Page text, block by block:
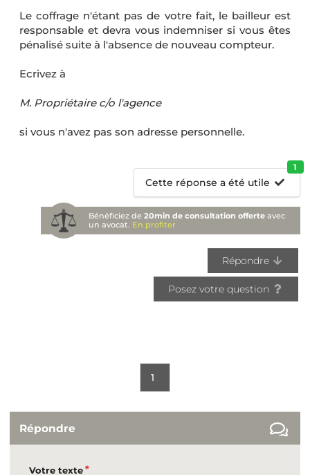
Le coffrage n'étant pas de votre fait, le bailleur est
responsable et devra vous indemniser si vous êtes
pénalisé suite à l'absence de nouveau compteur.
Ecrivez à
M. Propriétaire c/o l'agence
si vous n'avez pas son adresse personnelle.
Cette réponse a été utile
1
Bénéficiez de20min de consultation offerte avec
un avocat. En profiter
Répondre
Posez votre question
1
Répondre
Votre texte